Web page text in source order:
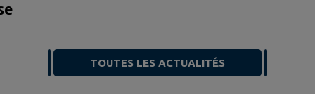
TOUTES LES ACTUALITÉS